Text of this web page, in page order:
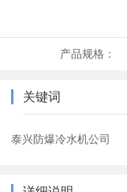
产品规格：
关键词
泰兴防爆冷水机公司